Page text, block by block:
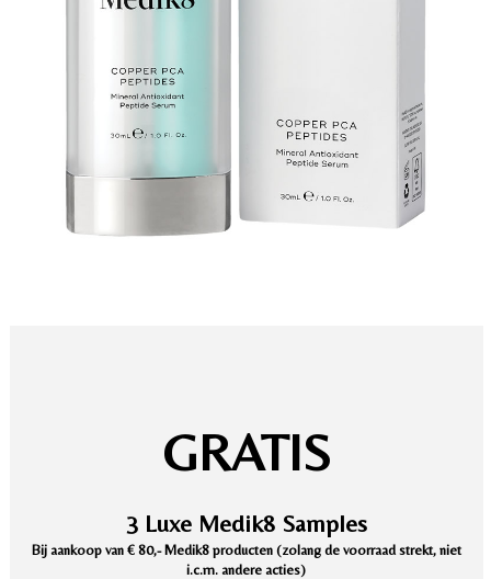
GRATIS
3 Luxe Medik8 Samples
Bij aankoop van € 80,- Medik8 producten (zolang de voorraad strekt, niet
i.c.m. andere acties)